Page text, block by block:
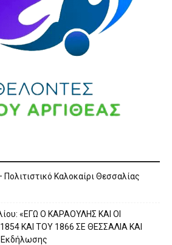
Καλοκαίρι Θεσσαλίας
«ΕΓΩ Ο ΚΑΡΑΟΥΛΗΣ ΚΑΙ ΟΙ
ΚΑΙ ΤΟΥ 1866 ΣΕ ΘΕΣΣΑΛΙΑ ΚΑΙ